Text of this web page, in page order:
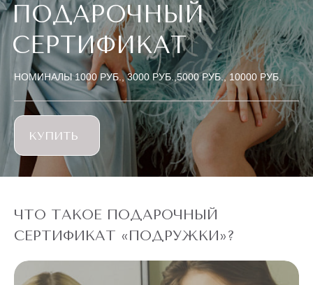
ПОДАРОЧНЫЙ
СЕРТИФИКАТ
НОМИНАЛЫ 1000 РУБ., 3000 РУБ.,5000 РУБ., 10000 РУБ.
КУПИТЬ
ЧТО ТАКОЕ ПОДАРОЧНЫЙ
СЕРТИФИКАТ «ПОДРУЖКИ»?